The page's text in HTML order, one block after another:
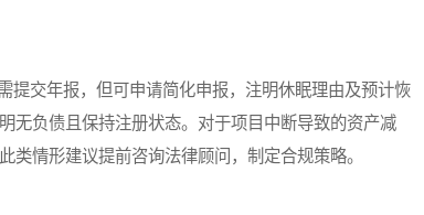
交年报，但可申请简化申报，注明休眠理由及预计恢
负债且保持注册状态。对于项目中断导致的资产减
情形建议提前咨询法律顾问，制定合规策略。